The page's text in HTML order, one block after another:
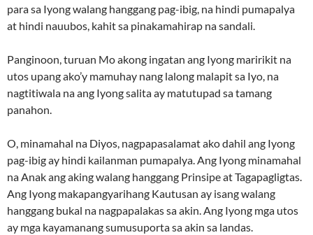
para sa Iyong walang hanggang pag-ibig, na hindi pumapalya
at hindi nauubos, kahit sa pinakamahirap na sandali.
Panginoon, turuan Mo akong ingatan ang Iyong maririkit na
utos upang ako’y mamuhay nang lalong malapit sa Iyo, na
nagtitiwala na ang Iyong salita ay matutupad sa tamang
panahon.
O, minamahal na Diyos, nagpapasalamat ako dahil ang Iyong
pag-ibig ay hindi kailanman pumapalya. Ang Iyong minamahal
na Anak ang aking walang hanggang Prinsipe at Tagapagligtas.
Ang Iyong makapangyarihang Kautusan ay isang walang
hanggang bukal na nagpapalakas sa akin. Ang Iyong mga utos
ay mga kayamanang sumusuporta sa akin sa landas.